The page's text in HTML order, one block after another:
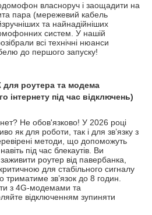
власноруч і заощадити на
пара (мережевий кабель
та найнадійніших
систем. У нашій
всі технічні нюанси
до першого запуску!
роутера та модема
інтернету під час відключень)
Не обов'язково! У 2026 році
як для роботи, так і для зв’язку з
методи, що допоможуть
під час блекаутів. Ви
роутер від павербанка,
для стабільного сигналу
зв’язок до 8 годин.
з 4G-модемами та
відключенням зупиняти